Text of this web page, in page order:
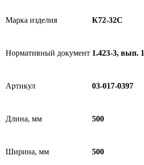
Марка изделия К72-32C
Нормативный документ 1.423-3, вып. 1
Артикул 03-017-0397
Длина, мм 500
Ширина, мм 500